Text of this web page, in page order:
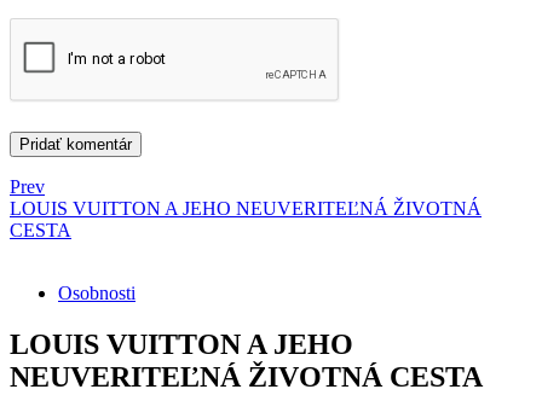
Prev
LOUIS VUITTON A JEHO NEUVERITEĽNÁ ŽIVOTNÁ
CESTA
Osobnosti
LOUIS VUITTON A JEHO
NEUVERITEĽNÁ ŽIVOTNÁ CESTA